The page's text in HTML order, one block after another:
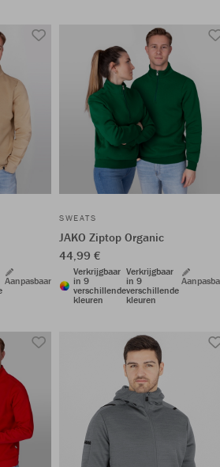
Aanpasbaar
SWEATS
JAKO Ziptop Organic
44,99 €
Verkrijgbaar
in 9
verschillende
kleuren
Verkrijgbaar
in 9
verschillende
kleuren